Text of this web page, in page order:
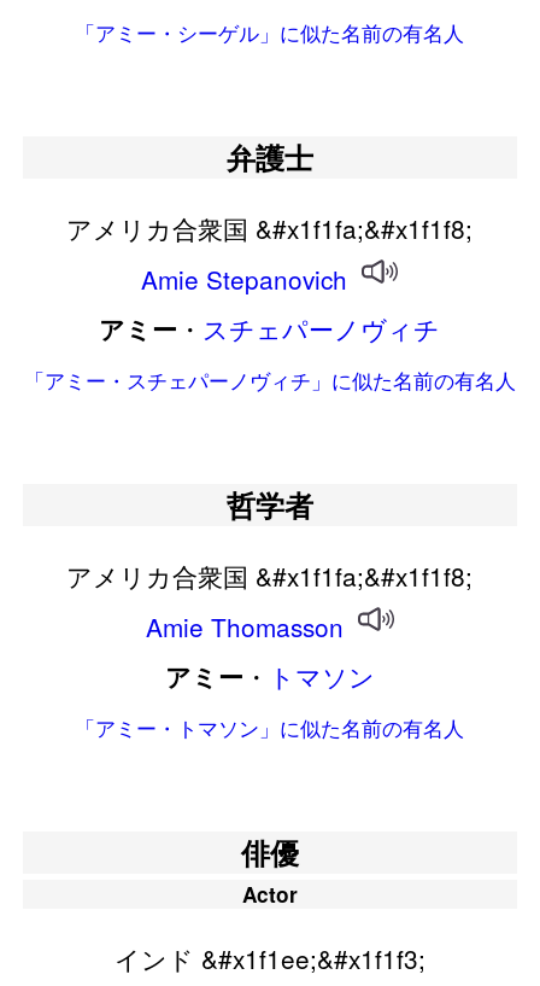
「アミー・シーゲル」に似た名前の有名人
弁護士
アメリカ合衆国 &#x1f1fa;&#x1f1f8;
Amie Stepanovich
アミー ・ スチェパーノヴィチ
「アミー・スチェパーノヴィチ」に似た名前の有名人
哲学者
アメリカ合衆国 &#x1f1fa;&#x1f1f8;
Amie Thomasson
アミー ・ トマソン
「アミー・トマソン」に似た名前の有名人
俳優
Actor
インド &#x1f1ee;&#x1f1f3;